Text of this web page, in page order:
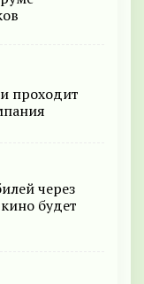
проходит
через
будет